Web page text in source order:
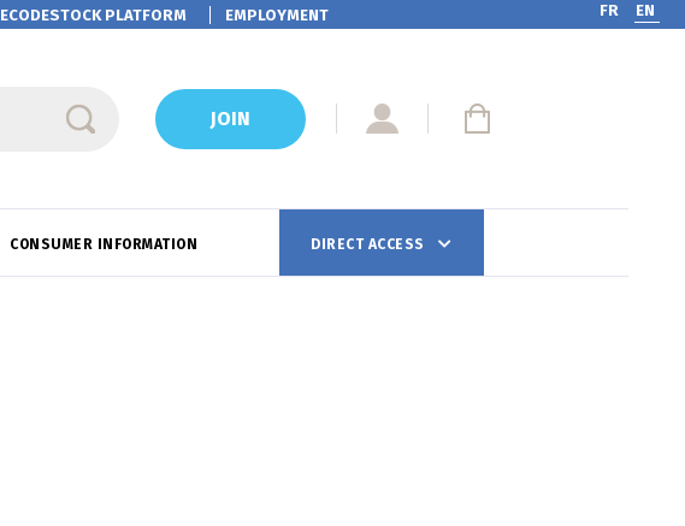
ECODESTOCK PLATFORM EMPLOYMENT FR EN
JOIN
CONSUMER INFORMATION DIRECT ACCESS